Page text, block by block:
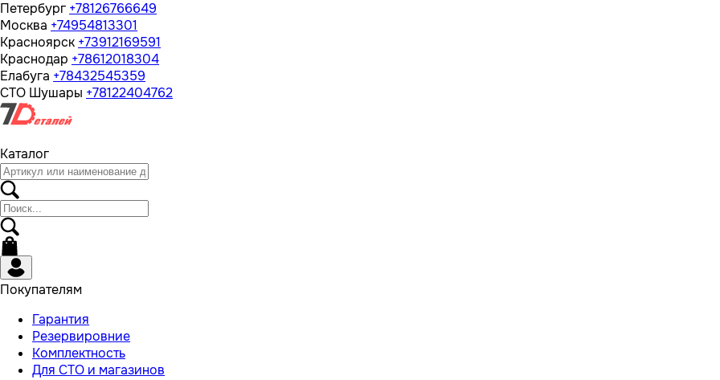
Петербург +78126766649
Москва +74954813301
Красноярск +73912169591
Краснодар +78612018304
Елабуга +78432545359
СТО Шушары +78122404762
Каталог
Покупателям
Гарантия
Резервировние
Комплектность
Для СТО и магазинов